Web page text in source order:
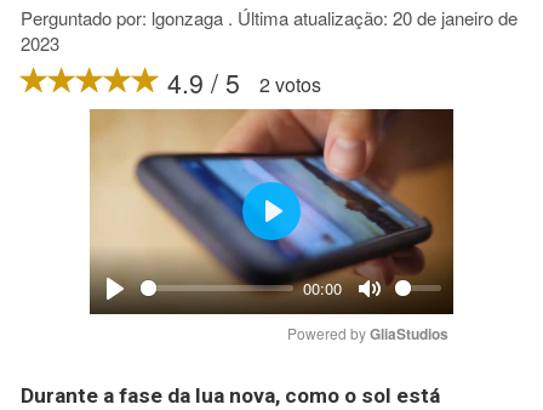
Perguntado por: lgonzaga . Última atualização: 20 de janeiro de
2023
4.9 / 5 2 votos
Play
00:00
Mute
Play
Powered by GliaStudios
Durante a fase da lua nova, como o sol está